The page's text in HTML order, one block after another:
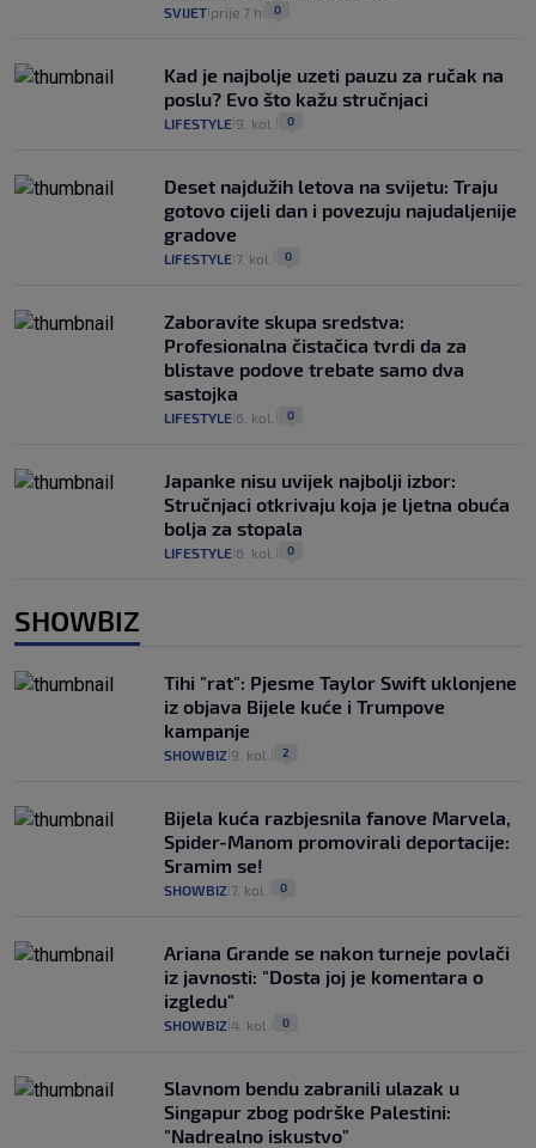
SVIJET prije 7 h 0
Kad je najbolje uzeti pauzu za ručak na
poslu? Evo što kažu stručnjaci
LIFESTYLE 9. kol. 0
Deset najdužih letova na svijetu: Traju
gotovo cijeli dan i povezuju najudaljenije
gradove
LIFESTYLE 7. kol. 0
Zaboravite skupa sredstva:
Profesionalna čistačica tvrdi da za
blistave podove trebate samo dva
sastojka
LIFESTYLE 6. kol. 0
Japanke nisu uvijek najbolji izbor:
Stručnjaci otkrivaju koja je ljetna obuća
bolja za stopala
LIFESTYLE 6. kol. 0
SHOWBIZ
Tihi "rat": Pjesme Taylor Swift uklonjene
iz objava Bijele kuće i Trumpove
kampanje
SHOWBIZ 9. kol. 2
Bijela kuća razbjesnila fanove Marvela,
Spider-Manom promovirali deportacije:
Sramim se!
SHOWBIZ 7. kol. 0
Ariana Grande se nakon turneje povlači
iz javnosti: "Dosta joj je komentara o
izgledu"
SHOWBIZ 4. kol. 0
Slavnom bendu zabranili ulazak u
Singapur zbog podrške Palestini:
"Nadrealno iskustvo"